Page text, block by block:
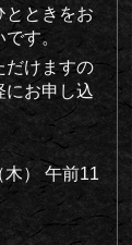
とときをお
す。
だけますの
にお申し込
） 午前11